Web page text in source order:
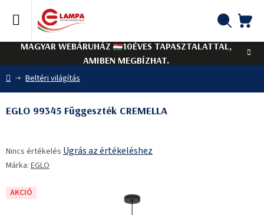
tartalomhoz
MAGYAR WEBÁRUHÁZ
10ÉVES TAPASZTALATTAL,
AMIBEN MEGBÍZHAT.
Kezdőlap
Beltéri világítás
EGLO 99345 Függeszték CREMELLA
termék
átlagos
5-
Nincs értékelés Ugrás az értékeléshez
Márka: EGLO
AKCIÓ